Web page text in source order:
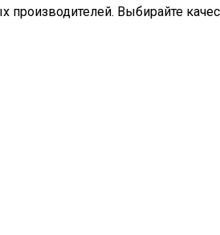
производителей. Выбирайте